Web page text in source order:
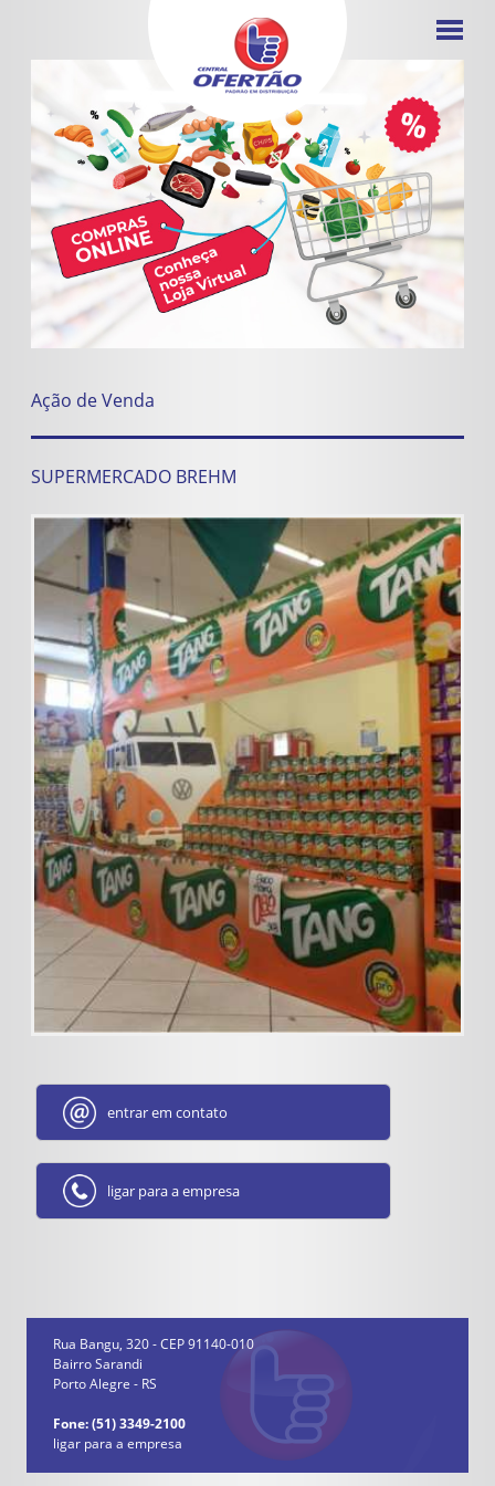
Ação de Venda
SUPERMERCADO BREHM
entrar em contato
ligar para a empresa
Rua Bangu, 320 - CEP 91140-010
Bairro Sarandi
Porto Alegre - RS
Fone: (51) 3349-2100
ligar para a empresa